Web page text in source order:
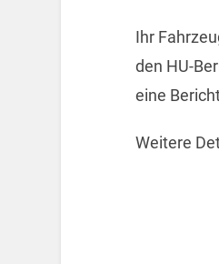
Ihr
den HU-
eine
Weitere